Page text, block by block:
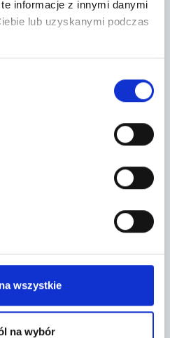
informacje z innymi danymi
lub uzyskanymi podczas
wszystkie
na wybór
contributors